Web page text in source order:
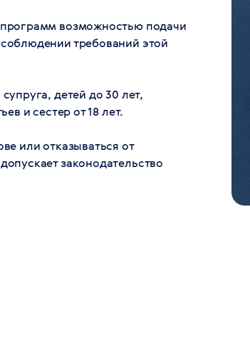
возможностью подачи
требований этой
детей до 30 лет,
и сестер от 18 лет.
или отказываться от
законодательство